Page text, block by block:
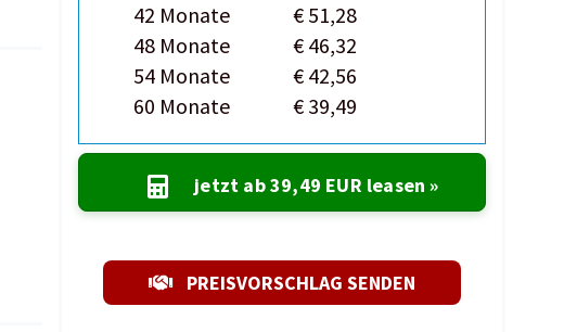
42 Monate
€ 51,28
48 Monate
€ 46,32
54 Monate
€ 42,56
60 Monate
€ 39,49
jetzt ab39,49 EUR leasen »
PREISVORSCHLAG SENDEN